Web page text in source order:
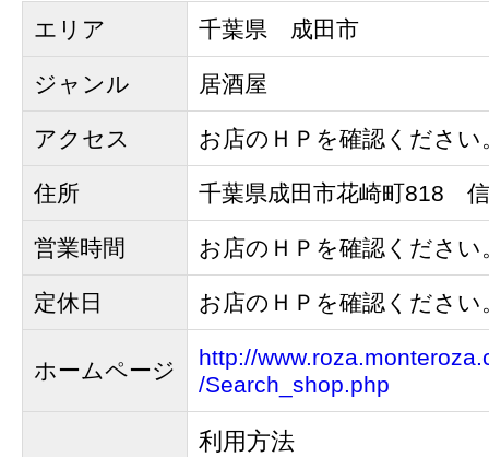
エリア 千葉県 成田市
ジャンル 居酒屋
アクセス お店のＨＰを確認ください
住所 千葉県成田市花崎町818
営業時間 お店のＨＰを確認ください
定休日 お店のＨＰを確認ください
ホームページ
http://
/Search_shop.php
利用方法